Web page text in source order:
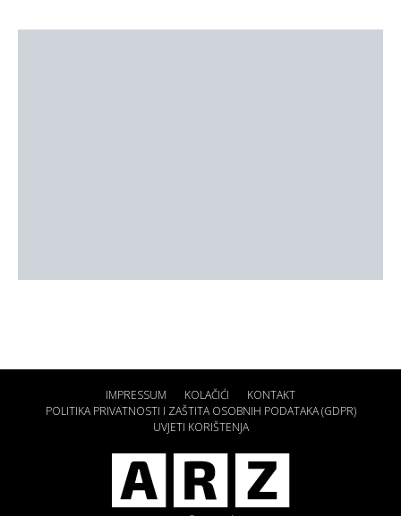
IMPRESSUM KOLAČIĆI
KONTAKT
POLITIKA PRIVATNOSTI I ZAŠTITA OSOBNIH PODATAKA (GDPR)
UVJETI KORIŠTENJA